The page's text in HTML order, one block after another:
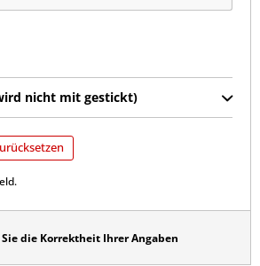
nicht mit gestickt)
die Korrektheit Ihrer Angaben